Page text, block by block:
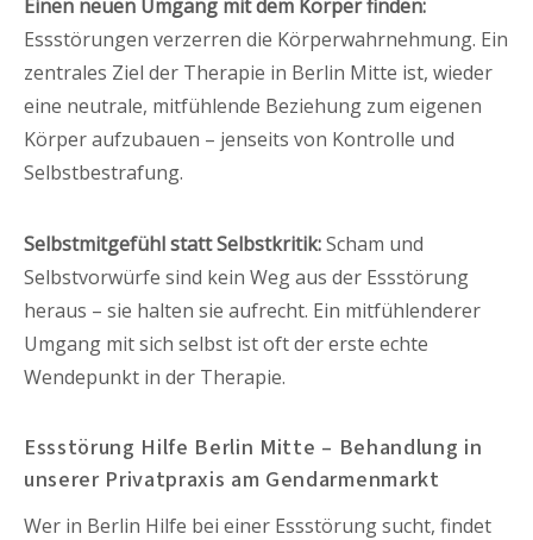
Einen neuen Umgang mit dem Körper finden:
Essstörungen verzerren die Körperwahrnehmung. Ein
zentrales Ziel der Therapie in Berlin Mitte ist, wieder
eine neutrale, mitfühlende Beziehung zum eigenen
Körper aufzubauen – jenseits von Kontrolle und
Selbstbestrafung.
Selbstmitgefühl statt Selbstkritik:Scham und
Selbstvorwürfe sind kein Weg aus der Essstörung
heraus – sie halten sie aufrecht. Ein mitfühlenderer
Umgang mit sich selbst ist oft der erste echte
Wendepunkt in der Therapie.
Essstörung Hilfe Berlin Mitte – Behandlung in
unserer Privatpraxis am Gendarmenmarkt
Wer in Berlin Hilfe bei einer Essstörung sucht, findet